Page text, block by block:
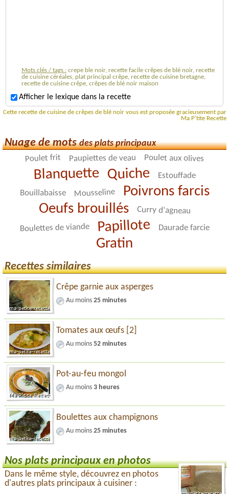
Mots clés / tags : crepe ble noir, recette facile crêpes de blé noir, recette
de cuisine céréales, plat principal crêpe, recette de cuisine bretagne,
recette de cuisine crêpe, crêpes de blé noir maison
Afficher le lexique dans la recette
Cette recette de cuisine de crêpes de blé noir vous est proposée gracieusement par
Ma P'tite Recette
Nuage de motsdes plats principaux
Poulet frit Paupiettes de veau Poulet aux olives
Blanquette Quiche Estouffade
Bouillabaisse Mousseline Poivrons farcis
Oeufs brouillés Curry d'agneau
Boulettes de viande Papillote Daurade farcie
Gratin
Recettes similaires
Crêpe garnie aux asperges
Au moins 25 minutes
Tomates aux œufs [2]
Au moins 52 minutes
Pot-au-feu mongol
Au moins 3 heures
Boulettes aux champignons
Au moins 25 minutes
Nos plats principaux en photos
Dans le même style, découvrez en photos
d'autres plats principaux à cuisiner :